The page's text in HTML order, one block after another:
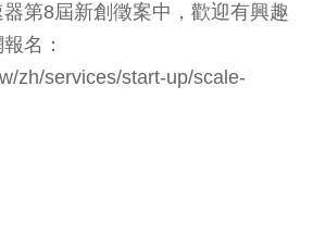
第8屆新創徵案中，歡迎有興趣
名：
zh/services/start-up/scale-